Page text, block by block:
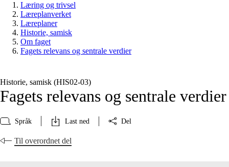
Læring og trivsel
Læreplanverket
Læreplaner
Historie, samisk
Om faget
Fagets relevans og sentrale verdier
Historie, samisk (HIS02‑03)
Fagets relevans og sentrale verdier
Språk Last ned Del
Til overordnet del